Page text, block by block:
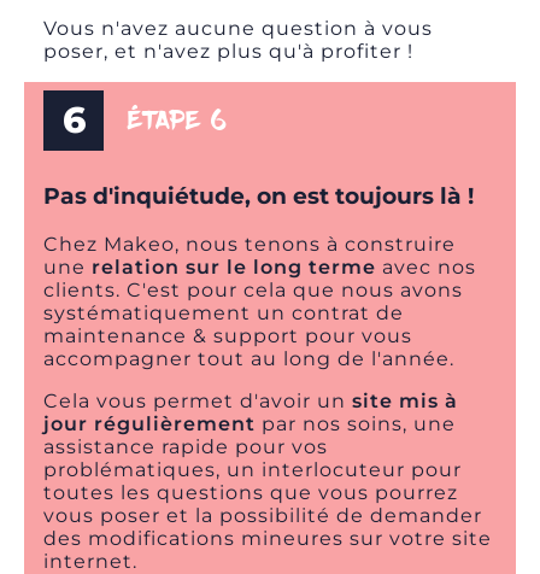
Vous n'avez aucune question à vous
poser, et n'avez plus qu'à profiter !
6 ÉTAPE 6
Pas d'inquiétude, on est toujours là !
Chez Makeo, nous tenons à construire
une relation sur le long terme avec nos
clients. C'est pour cela que nous avons
systématiquement un contrat de
maintenance & support pour vous
accompagner tout au long de l'année.
Cela vous permet d'avoir un site mis à
jour régulièrement par nos soins, une
assistance rapide pour vos
problématiques, un interlocuteur pour
toutes les questions que vous pourrez
vous poser et la possibilité de demander
des modifications mineures sur votre site
internet.